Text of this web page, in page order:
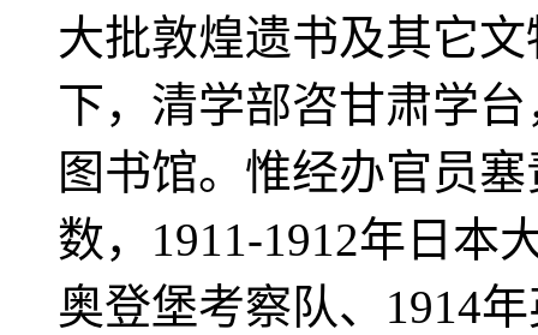
大批敦煌遗书及其它
下，清学部咨甘肃学
图书馆。惟经办官员
数，1911-1912年日本
奥登堡考察队、1914